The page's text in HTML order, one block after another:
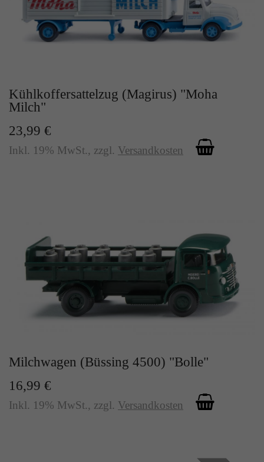
Kühlkoffersattelzug (Magirus) "Moha
Milch"
23,99 €
Inkl. 19% MwSt., zzgl. Versandkosten
Milchwagen (Büssing 4500) "Bolle"
16,99 €
Inkl. 19% MwSt., zzgl. Versandkosten